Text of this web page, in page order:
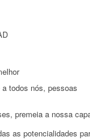
todos nós, pessoas
premeia a nossa
as potencialidades